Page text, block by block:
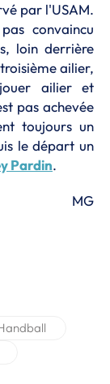
par l'USAM.
convaincu
loin derrière
ailier,
ailier et
pas achevée
toujours un
le départ un
Pardin.
MG